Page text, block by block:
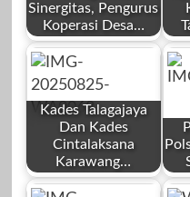
Sinergitas, Pengurus
Koperasi Desa…
by
Redaksi
by
Kades Talagajaya
Dan Kades
Cintalaksana
Karawang…
by
by